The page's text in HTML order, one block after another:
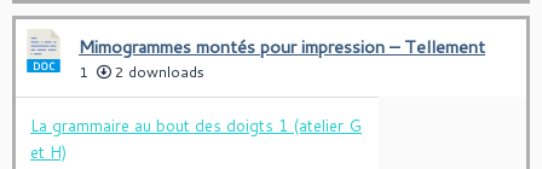
Mimogrammes montés pour impression – Tellement
1 2 downloads
La grammaire au bout des doigts 1 (atelier G
et H)